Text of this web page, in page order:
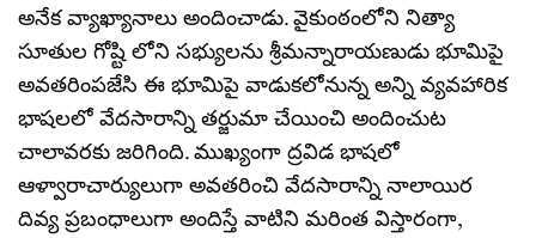
అనేక వ్యాఖ్యానాలు అందించాడు. వైకుంఠంలోని నిత్యా
సూతుల గోష్టి లోని సభ్యులను శ్రీమన్నారాయణుడు భూమిపై
అవతరింపజేసి ఈ భూమిపై వాడుకలోనున్న అన్ని వ్యవహారిక
భాషలలో వేదసారాన్ని తర్జుమా చేయించి అందించుట
చాలావరకు జరిగింది. ముఖ్యంగా ద్రవిడ భాషలో
ఆళ్వారాచార్యులుగా అవతరించి వేదసారాన్ని నాలాయిర
దివ్య ప్రబంధాలుగా అందిస్తే వాటిని మరింత విస్తారంగా,